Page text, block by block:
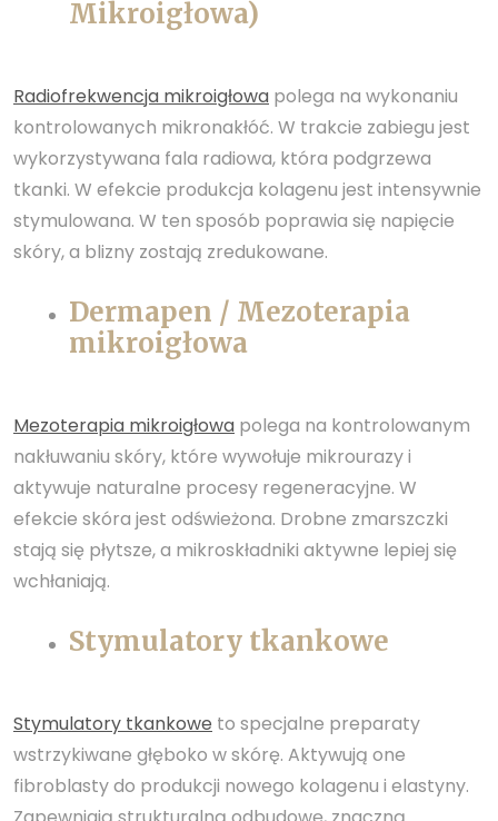
Mikroigłowa)
Radiofrekwencja mikroigłowa polega na wykonaniu
kontrolowanych mikronakłóć. W trakcie zabiegu jest
wykorzystywana fala radiowa, która podgrzewa
tkanki. W efekcie produkcja kolagenu jest intensywnie
stymulowana. W ten sposób poprawia się napięcie
skóry, a blizny zostają zredukowane.
Dermapen / Mezoterapia
mikroigłowa
Mezoterapia mikroigłowa polega na kontrolowanym
nakłuwaniu skóry, które wywołuje mikrourazy i
aktywuje naturalne procesy regeneracyjne. W
efekcie skóra jest odświeżona. Drobne zmarszczki
stają się płytsze, a mikroskładniki aktywne lepiej się
wchłaniają.
Stymulatory tkankowe
Stymulatory tkankowe to specjalne preparaty
wstrzykiwane głęboko w skórę. Aktywują one
fibroblasty do produkcji nowego kolagenu i elastyny.